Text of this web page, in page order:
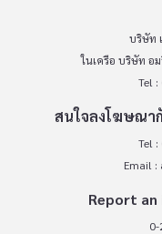
บริษัท
ในเครือ บริษัท อ
Tel
สนใจลงโฆษณา
Tel
Email :
Report an